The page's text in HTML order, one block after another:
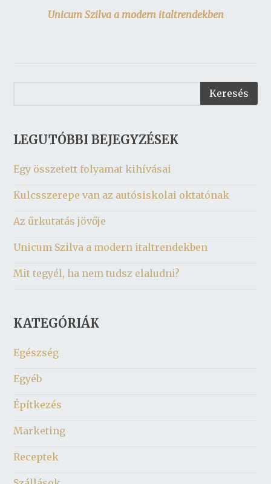
Unicum Szilva a modern italtrendekben
LEGUTÓBBI BEJEGYZÉSEK
Egy összetett folyamat kihívásai
Kulcsszerepe van az autósiskolai oktatónak
Az űrkutatás jövője
Unicum Szilva a modern italtrendekben
Mit tegyél, ha nem tudsz elaludni?
KATEGÓRIÁK
Egészség
Egyéb
Építkezés
Marketing
Receptek